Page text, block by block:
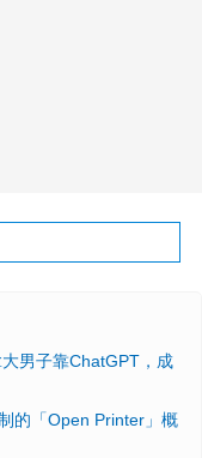
男子靠ChatGPT，成
的「Open Printer」概